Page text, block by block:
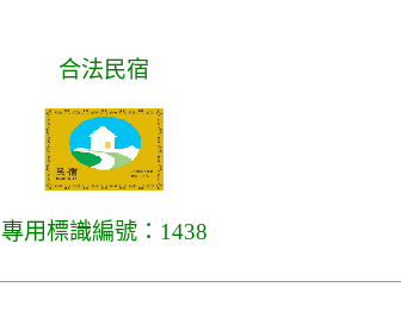
合法民宿
專用標識編號：1438